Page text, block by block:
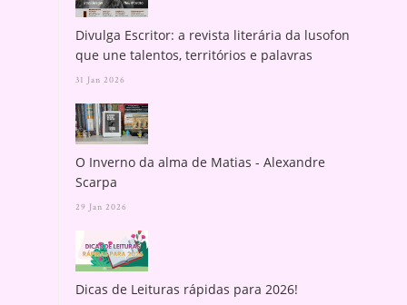
Divulga Escritor: a revista literária da lusofonia
que une talentos, territórios e palavras
31 Jan 2026
O Inverno da alma de Matias - Alexandre
Scarpa
29 Jan 2026
Dicas de Leituras rápidas para 2026!